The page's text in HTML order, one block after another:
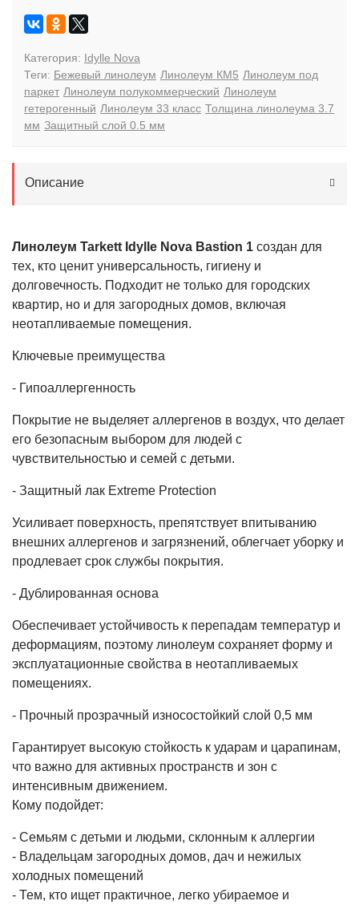
Категория: Idylle Nova
Теги: Бежевый линолеум Линолеум КМ5 Линолеум под
паркет Линолеум полукоммерческий Линолеум
гетерогенный Линолеум 33 класс Толщина линолеума 3.7
мм Защитный слой 0.5 мм
Описание
Линолеум Tarkett Idylle Nova Bastion 1 создан для
тех, кто ценит универсальность, гигиену и
долговечность. Подходит не только для городских
квартир, но и для загородных домов, включая
неотапливаемые помещения.
Ключевые преимущества
- Гипоаллергенность
Покрытие не выделяет аллергенов в воздух, что делает
его безопасным выбором для людей с
чувствительностью и семей с детьми.
- Защитный лак Extreme Protection
Усиливает поверхность, препятствует впитыванию
внешних аллергенов и загрязнений, облегчает уборку и
продлевает срок службы покрытия.
- Дублированная основа
Обеспечивает устойчивость к перепадам температур и
деформациям, поэтому линолеум сохраняет форму и
эксплуатационные свойства в неотапливаемых
помещениях.
- Прочный прозрачный износостойкий слой 0,5 мм
Гарантирует высокую стойкость к ударам и царапинам,
что важно для активных пространств и зон с
интенсивным движением.
Кому подойдет:
- Семьям с детьми и людьми, склонным к аллергии
- Владельцам загородных домов, дач и нежилых
холодных помещений
- Тем, кто ищет практичное, легко убираемое и